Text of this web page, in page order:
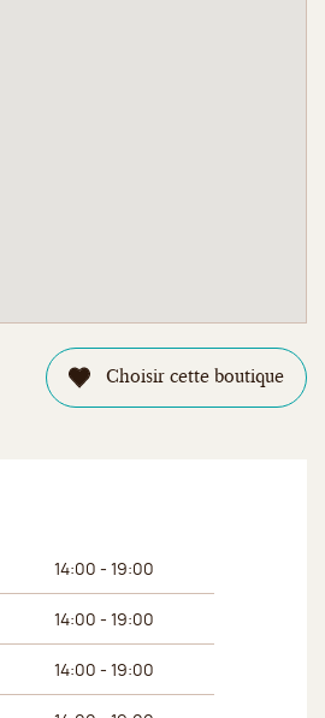
Choisir cette boutique
midi
14:00 - 19:00
14:00 - 19:00
14:00 - 19:00